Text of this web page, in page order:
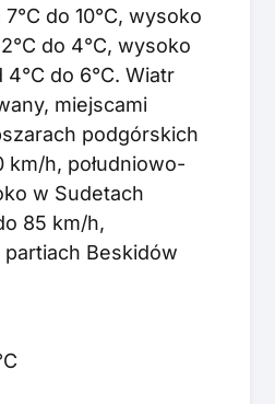
do 10°C, wysoko
do 4°C, wysoko
do 6°C. Wiatr
miejscami
podgórskich
km/h, południowo-
w Sudetach
85 km/h,
Beskidów
9°C